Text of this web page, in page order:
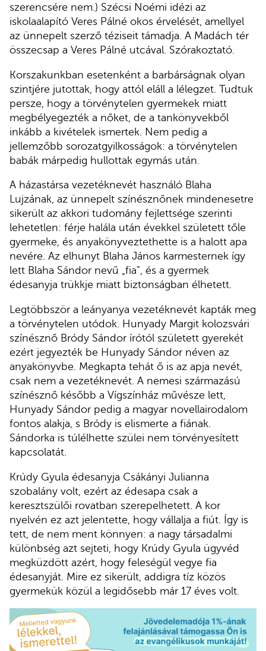
szerencsére nem.) Szécsi Noémi idézi az
iskolaalapító Veres Pálné okos érvelését, amellyel
az ünnepelt szerző téziseit támadja. A Madách tér
összecsap a Veres Pálné utcával. Szórakoztató.
Korszakunkban esetenként a barbárságnak olyan
szintjére jutottak, hogy attól eláll a lélegzet. Tudtuk
persze, hogy a törvénytelen gyermekek miatt
megbélyegezték a nőket, de a tankönyvekből
inkább a kivételek ismertek. Nem pedig a
jellemzőbb sorozatgyilkosságok: a törvénytelen
babák márpedig hullottak egymás után.
A házastársa vezetéknevét használó Blaha
Lujzának, az ünnepelt színésznőnek mindenesetre
sikerült az akkori tudomány fejlettsége szerinti
lehetetlen: férje halála után évekkel született tőle
gyermeke, és anyakönyveztethette is a halott apa
nevére. Az elhunyt Blaha János karmesternek így
lett Blaha Sándor nevű „fia”, és a gyermek
édesanyja trükkje miatt biztonságban élhetett.
Legtöbbször a leányanya vezetéknevét kapták meg
a törvénytelen utódok. Hunyady Margit kolozsvári
színésznő Bródy Sándor írótól született gyerekét
ezért jegyezték be Hunyady Sándor néven az
anyakönyvbe. Megkapta tehát ő is az apja nevét,
csak nem a vezetéknevét. A nemesi származású
színésznő később a Vígszínház művésze lett,
Hunyady Sándor pedig a magyar novellairodalom
fontos alakja, s Bródy is elismerte a fiának.
Sándorka is túlélhette szülei nem törvényesített
kapcsolatát.
Krúdy Gyula édesanyja Csákányi Julianna
szobalány volt, ezért az édesapa csak a
keresztszülői rovatban szerepelhetett. A kor
nyelvén ez azt jelentette, hogy vállalja a fiút. Így is
tett, de nem ment könnyen: a nagy társadalmi
különbség azt sejteti, hogy Krúdy Gyula ügyvéd
megküzdött azért, hogy feleségül vegye fia
édesanyját. Mire ez sikerült, addigra tíz közös
gyermekük közül a legidősebb már 17 éves volt.